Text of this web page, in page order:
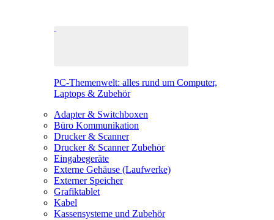
PC-Themenwelt: alles rund um Computer,
Laptops & Zubehör
Adapter & Switchboxen
Büro Kommunikation
Drucker & Scanner
Drucker & Scanner Zubehör
Eingabegeräte
Externe Gehäuse (Laufwerke)
Externer Speicher
Grafiktablet
Kabel
Kassensysteme und Zubehör